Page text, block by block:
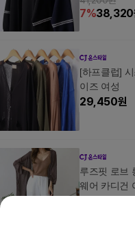
7%38,320
[하프클럽]
이즈 여성
29,450원
루즈핏 로브
웨어 카디건